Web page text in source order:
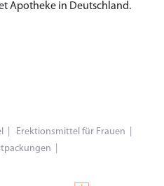
Apotheke in Deutschland.
Erektionsmittel für Frauen